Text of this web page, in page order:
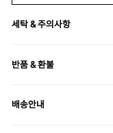
세탁 & 주의사항
반품 & 환불
배송안내